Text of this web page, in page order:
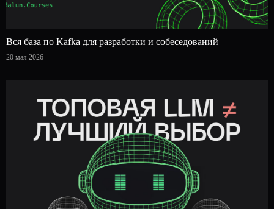
Вся база по Kafka для разработки и собеседований
20 мая 2026